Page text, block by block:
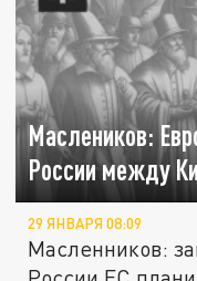
Маслеников:
России между
29 ЯНВАРЯ 08:09
Масленников: